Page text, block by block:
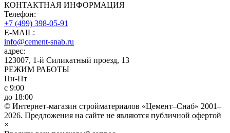
КОНТАКТНАЯ ИНФОРМАЦИЯ
Телефон:
+7 (499) 398-05-91
E-MAIL:
info@cement-snab.ru
адрес:
123007, 1-й Силикатный проезд, 13
РЕЖИМ РАБОТЫ
Пн-Пт
с 9:00
до 18:00
© Интернет-магазин стройматериалов «Цемент–Снаб» 2001–
2026. Предложения на сайте не являются публичной офертой
×